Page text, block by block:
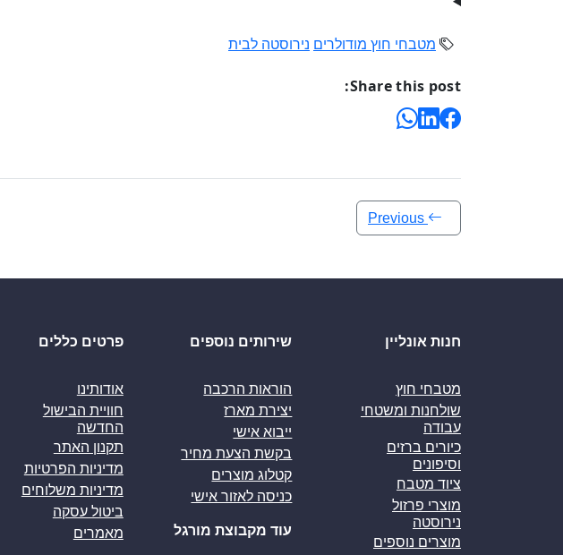
מטבחי חוץ מודולרים נירוסטה לבית
Share this post:
חנות אונליין
מטבחי חוץ
שולחנות ומשטחי
עבודה
כיורים ברזים
וסיפונים
ציוד מטבח
מוצרי פרזול
נירוסטה
מוצרים נוספים
שירותים נוספים
הוראות הרכבה
יצירת מארז
ייבוא אישי
בקשת הצעת מחיר
קטלוג מוצרים
כניסה לאזור אישי
עוד מקבוצת מורגל
פרטים כללים
אודותינו
חוויית הבישול
החדשה
תקנון האתר
מדיניות הפרטיות
מדיניות משלוחים
ביטול עסקה
מאמרים